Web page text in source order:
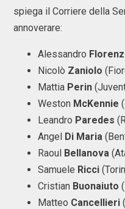
spiega il Corriere della
annoverare:
Alessandro
Nicolò Zaniolo
Mattia Perin
Weston McKennie
Leandro Paredes
Angel Di Maria
Raoul Bellanova
Samuele Ricci
Cristian Buonaiuto
Matteo Cancellieri